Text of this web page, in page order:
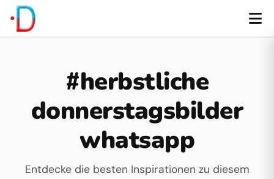
#herbstliche
donnerstagsbilder
whatsapp
Entdecke die besten Inspirationen zu diesem